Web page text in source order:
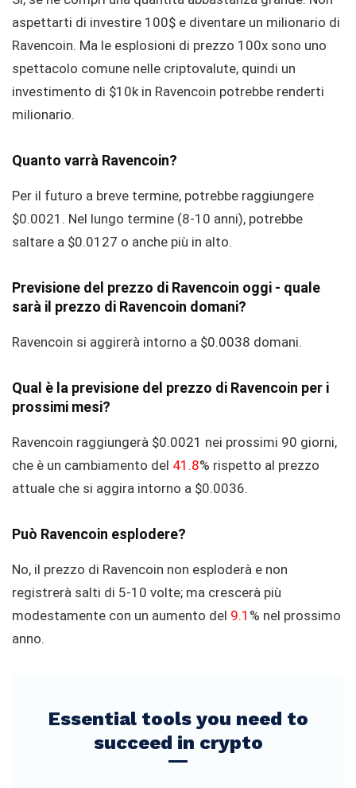
aspettarti di investire 100$ e diventare un milionario di
Ravencoin. Ma le esplosioni di prezzo 100x sono uno
spettacolo comune nelle criptovalute, quindi un
investimento di $10k in Ravencoin potrebbe renderti
milionario.
Quanto varrà Ravencoin?
Per il futuro a breve termine, potrebbe raggiungere
$0.0021. Nel lungo termine (8-10 anni), potrebbe
saltare a $0.0127 o anche più in alto.
Previsione del prezzo di Ravencoin oggi - quale
sarà il prezzo di Ravencoin domani?
Ravencoin si aggirerà intorno a $0.0038 domani.
Qual è la previsione del prezzo di Ravencoin per i
prossimi mesi?
Ravencoin raggiungerà $0.0021 nei prossimi 90 giorni,
che è un cambiamento del 41.8% rispetto al prezzo
attuale che si aggira intorno a $0.0036.
Può Ravencoin esplodere?
No, il prezzo di Ravencoin non esploderà e non
registrerà salti di 5-10 volte; ma crescerà più
modestamente con un aumento del 9.1 % nel prossimo
anno.
Essential tools you need to
succeed in crypto